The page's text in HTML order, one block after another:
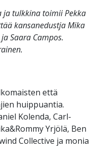
ja tulkkina toimii Pekka
kansanedustja Mika
Saara Campos.
että
huippuantia.
Kolenda, Carl-
Yrjölä, Ben
Collective ja monia